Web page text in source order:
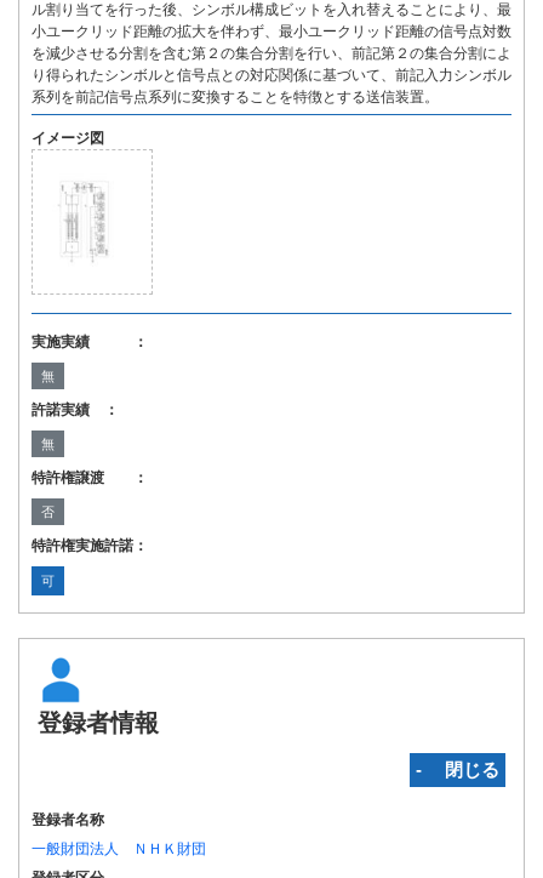
ル割り当てを行った後、シンボル構成ビットを入れ替えることにより、最
小ユークリッド距離の拡大を伴わず、最小ユークリッド距離の信号点対数
を減少させる分割を含む第２の集合分割を行い、前記第２の集合分割によ
り得られたシンボルと信号点との対応関係に基づいて、前記入力シンボル
系列を前記信号点系列に変換することを特徴とする送信装置。
イメージ図
実施実績 ：
無
許諾実績 ：
無
特許権譲渡 ：
否
特許権実施許諾：
可
登録者情報
‐ 閉じる
登録者名称
一般財団法人 ＮＨＫ財団